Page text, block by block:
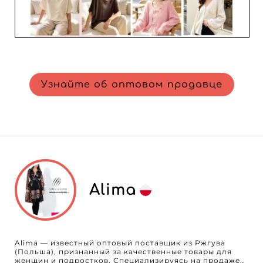
Узнайте об оптовом продавце
Alima
Alima — известный оптовый поставщик из Ржгува
(Польша), признанный за качественные товары для
женщин и подростков. Специализируясь на продаже